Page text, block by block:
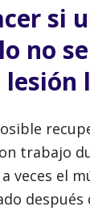
si
no
lesión
trabajo
veces el
después